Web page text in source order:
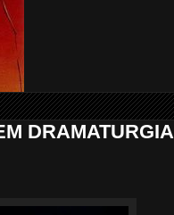
DRAMATURGIA